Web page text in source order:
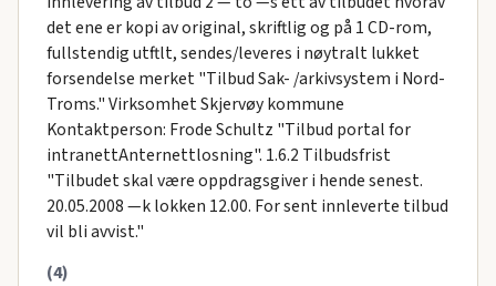
det ene er kopi av original, skriftlig og på 1 CD-rom,
fullstendig utftlt, sendes/leveres i nøytralt lukket
forsendelse merket "Tilbud Sak- /arkivsystem i Nord-
Troms." Virksomhet Skjervøy kommune
Kontaktperson: Frode Schultz "Tilbud portal for
intranettAnternettlosning". 1.6.2 Tilbudsfrist
"Tilbudet skal være oppdragsgiver i hende senest.
20.05.2008 —k lokken 12.00. For sent innleverte tilbud
vil bli avvist."
(4)